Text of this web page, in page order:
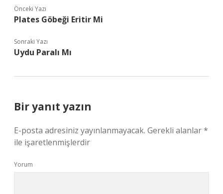
Önceki Yazı
Plates Göbeği Eritir Mi
Sonraki Yazı
Uydu Paralı Mı
Bir yanıt yazın
E-posta adresiniz yayınlanmayacak. Gerekli alanlar*
ile işaretlenmişlerdir
Yorum